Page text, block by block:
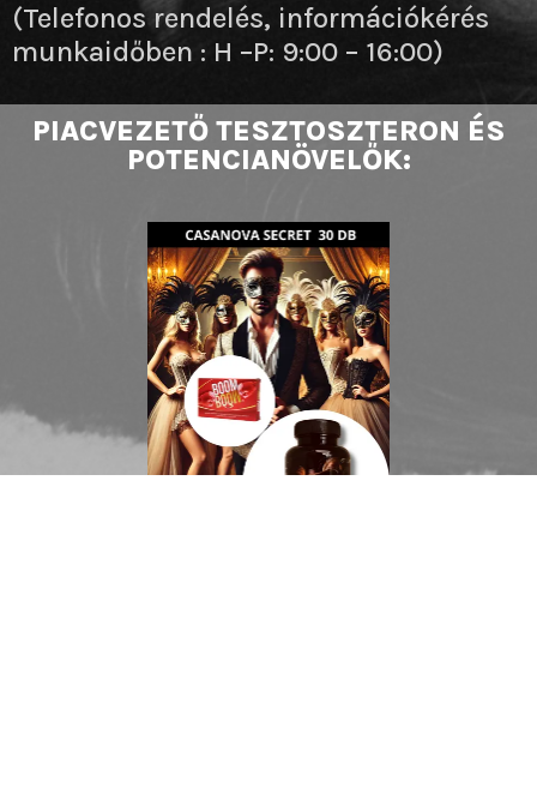
PIACVEZETŐ TESZTOSZTERON ÉS
POTENCIANÖVELŐK:
(Telefonos rendelés, információkérés
munkaidőben : H –P: 9:00 – 16:00)